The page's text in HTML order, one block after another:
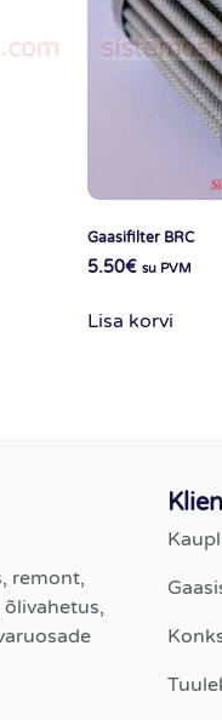
Gaasifilter BRC
5.50€ su PVM
Lisa korvi
remont,